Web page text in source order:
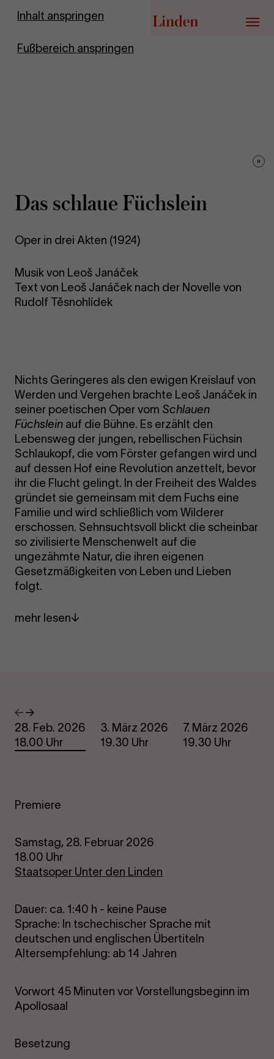
Inhalt anspringen
Fußbereich anspringen
Zur Startseite
Menü
Das schlaue Füchs­lein
Oper in drei Akten (1924)
Musik von Leoš Janáček
Text von Leoš Janáček nach der Novelle von
Rudolf Těsnohlídek
Nichts Geringeres als den ewigen Kreislauf von
Werden und Vergehen brachte Leoš Janáček in
seiner poetischen Oper vom Schlauen
Füchslein auf die Bühne. Es erzählt den
Lebensweg der jungen, rebellischen Füchsin
Schlaukopf, die vom Förster gefangen wird und
auf dessen Hof eine Revolution anzettelt, bevor
ihr die Flucht gelingt. In der Freiheit des Waldes
gründet sie gemeinsam mit dem Fuchs eine
Familie und wird schließlich vom Wilderer
erschossen. Sehnsuchtsvoll blickt die scheinbar
so zivilisierte Menschenwelt auf die
ungezähmte Natur, die ihren eigenen
Gesetzmäßigkeiten von Leben und Lieben
folgt.
mehr lesen
Termine
Vorheriges
Nächstes
28. Feb. 2026
18.00 Uhr
3. März 2026
19.30 Uhr
7. März 2026
19.30 Uhr
Premiere
Samstag, 28. Februar 2026
18.00 Uhr
Staatsoper Unter den Linden
Dauer: ca. 1:40 h - keine Pause
Sprache: In tschechischer Sprache mit
deutschen und englischen Übertiteln
Altersempfehlung: ab 14 Jahren
Vorwort 45 Minuten vor Vorstellungsbeginn im
Apollosaal
Besetzung